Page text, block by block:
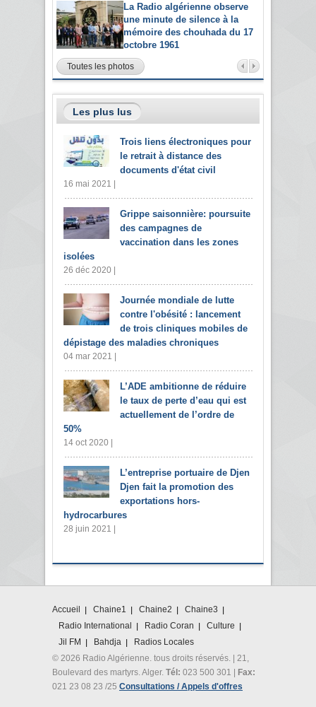
La Radio algérienne observe
une minute de silence à la
mémoire des chouhada du 17
octobre 1961
Toutes les photos
Les plus lus
Trois liens électroniques pour
le retrait à distance des
documents d'état civil
16 mai 2021 |
Grippe saisonnière: poursuite
des campagnes de
vaccination dans les zones
isolées
26 déc 2020 |
Journée mondiale de lutte
contre l'obésité : lancement
de trois cliniques mobiles de
dépistage des maladies chroniques
04 mar 2021 |
L’ADE ambitionne de réduire
le taux de perte d’eau qui est
actuellement de l’ordre de
50%
14 oct 2020 |
L’entreprise portuaire de Djen
Djen fait la promotion des
exportations hors-
hydrocarbures
28 juin 2021 |
Accueil Chaine1 Chaine2
Chaine3
Radio International
Radio Coran
Culture
Jil FM
Bahdja
Radios Locales
© 2026 Radio Algérienne. tous droits réservés. | 21,
Boulevard des martyrs. Alger. Tél: 023 500 301 | Fax:
021 23 08 23 /25 Consultations / Appels d'offres